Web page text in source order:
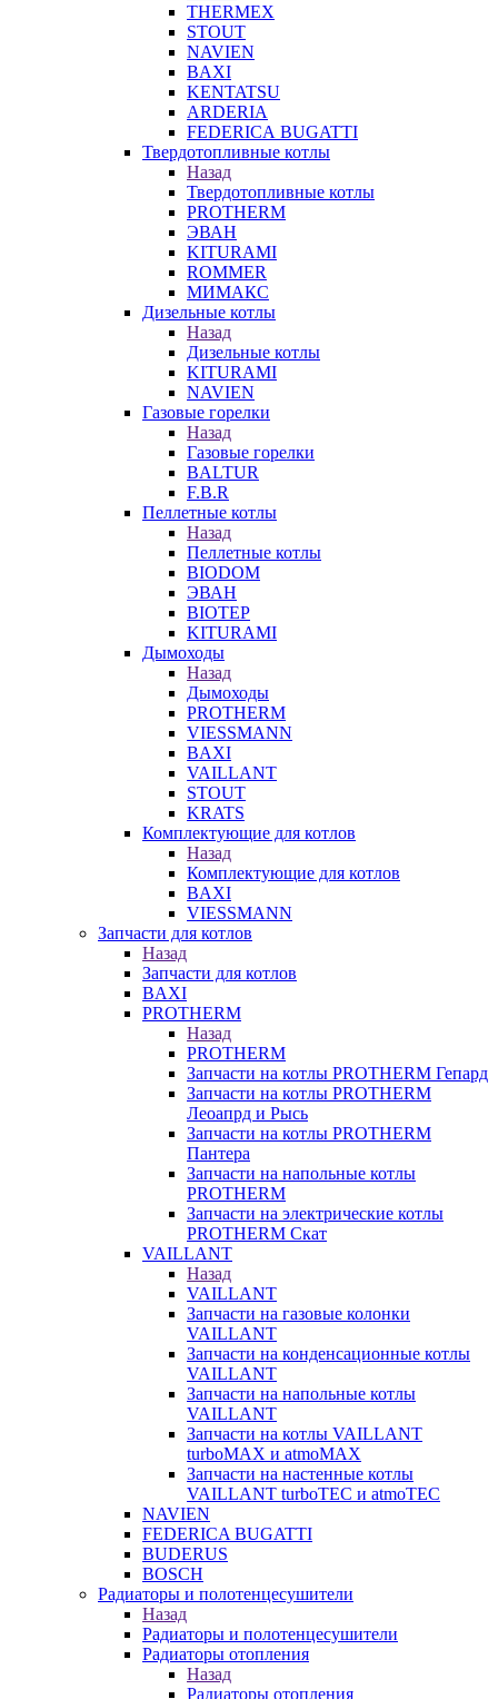
THERMEX
STOUT
NAVIEN
BAXI
KENTATSU
ARDERIA
FEDERICА BUGATTI
Твердотопливные котлы
Назад
Твердотопливные котлы
PROTHERM
ЭВАН
KITURAMI
ROMMER
МИМАКС
Дизельные котлы
Назад
Дизельные котлы
KITURAMI
NAVIEN
Газовые горелки
Назад
Газовые горелки
BALTUR
F.B.R
Пеллетные котлы
Назад
Пеллетные котлы
BIODOM
ЭВАН
BIOTEP
KITURAMI
Дымоходы
Назад
Дымоходы
PROTHERM
VIESSMANN
BAXI
VAILLANT
STOUT
KRATS
Комплектующие для котлов
Назад
Комплектующие для котлов
BAXI
VIESSMANN
Запчасти для котлов
Назад
Запчасти для котлов
BAXI
PROTHERM
Назад
PROTHERM
Запчасти на котлы PROTHERM Гепард
Запчасти на котлы PROTHERM
Леоапрд и Рысь
Запчасти на котлы PROTHERM
Пантера
Запчасти на напольные котлы
PROTHERM
Запчасти на электрические котлы
PROTHERM Скат
VAILLANT
Назад
VAILLANT
Запчасти на газовые колонки
VAILLANT
Запчасти на конденсационные котлы
VAILLANT
Запчасти на напольные котлы
VAILLANT
Запчасти на котлы VAILLANT
turboMAX и atmoMAX
Запчасти на настенные котлы
VAILLANT turboTEC и atmoTEC
NAVIEN
FEDERICA BUGATTI
BUDERUS
BOSCH
Радиаторы и полотенцесушители
Назад
Радиаторы и полотенцесушители
Радиаторы отопления
Назад
Радиаторы отопления